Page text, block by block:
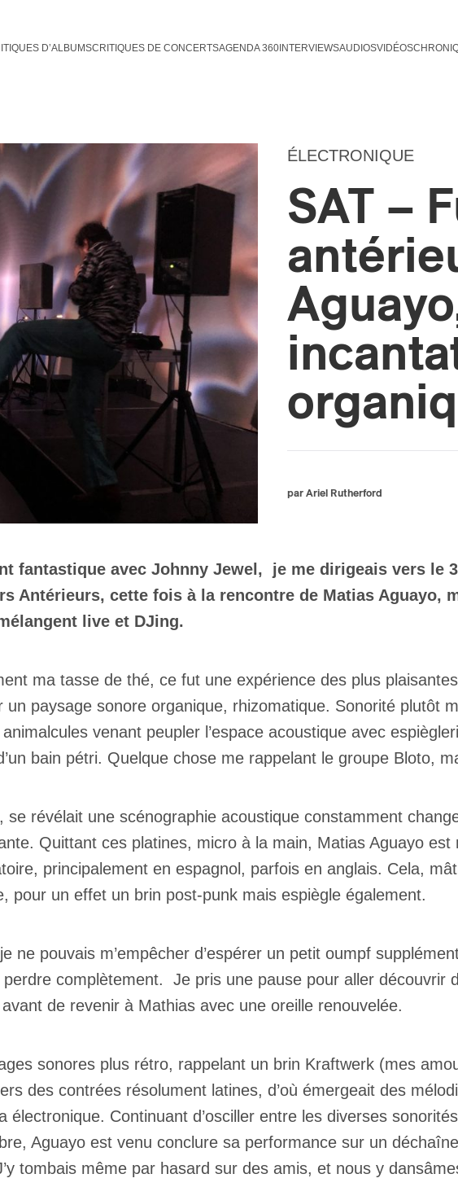
D’ALBUMSCRITIQUES DE CONCERTSAGENDA 360INTERVIEWSAUDIOSVIDÉOS
ÉLECTRONIQUE
SAT –
par Ariel Rutherford
fantastique avec Johnny Jewel, je me dirigeais vers le
Antérieurs, cette fois à la rencontre de Matias Aguayo,
live et DJing.
ma tasse de thé, ce fut une expérience des plus
un paysage sonore organique, rhizomatique. Sonorité plutôt
venant peupler l’espace acoustique avec
bain pétri. Quelque chose me rappelant le groupe Bloto,
se révélait une scénographie acoustique constamment
Quittant ces platines, micro à la main, Matias Aguayo
principalement en espagnol, parfois en anglais. Cela,
pour un effet un brin post-punk mais espiègle également.
ne pouvais m’empêcher d’espérer un petit oumpf
perdre complètement. Je pris une pause pour aller découvrir
de revenir à Mathias avec une oreille renouvelée.
sonores plus rétro, rappelant un brin Kraftwerk (mes
des contrées résolument latines, d’où émergeait des
électronique. Continuant d’osciller entre les diverses
Aguayo est venu conclure sa performance sur un
tombais même par hasard sur des amis, et nous y